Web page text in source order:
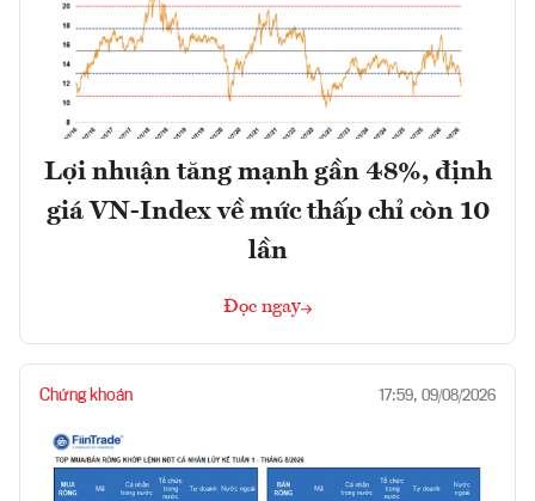
Lợi nhuận tăng mạnh gần 48%, định
giá VN-Index về mức thấp chỉ còn 10
lần
Đọc ngay
Chứng khoán 17:59, 09/08/2026